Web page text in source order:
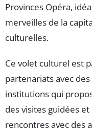
Provinces Opéra,
merveilles de la
culturelles.
Ce volet culturel est
partenariats avec
institutions qui
des visites guidées
rencontres avec des